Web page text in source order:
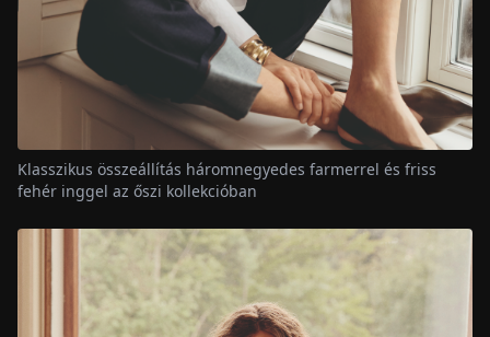
Klasszikus összeállítás háromnegyedes farmerrel és friss
fehér inggel az őszi kollekcióban